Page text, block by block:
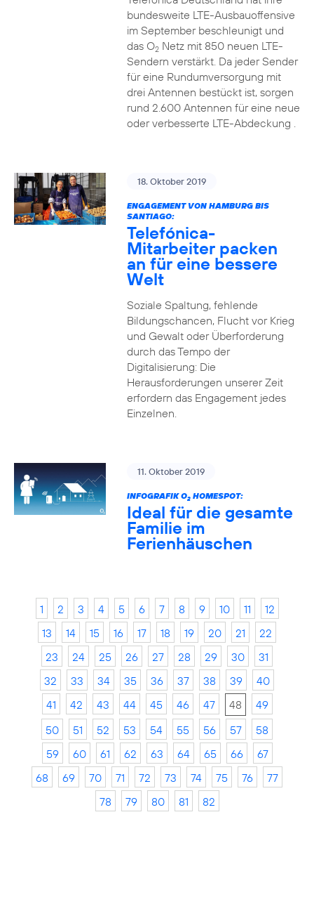
bundesweite LTE-Ausbauoffensive
im September beschleunigt und
das O2Netz mit 850 neuen LTE-
Sendern verstärkt. Da jeder Sender
für eine Rundumversorgung mit
drei Antennen bestückt ist, sorgen
rund 2.600 Antennen für eine neue
oder verbesserte LTE-Abdeckung .
18. Oktober 2019
ENGAGEMENT VON HAMBURG BIS
SANTIAGO:
Telefónica-
Mitarbeiter packen
an für eine bessere
Welt
Soziale Spaltung, fehlende
Bildungschancen, Flucht vor Krieg
und Gewalt oder Überforderung
durch das Tempo der
Digitalisierung: Die
Herausforderungen unserer Zeit
erfordern das Engagement jedes
Einzelnen.
11. Oktober 2019
INFOGRAFIK O2HOMESPOT:
Ideal für die gesamte
Familie im
Ferienhäuschen
1 2 3 4 5 6 7 8 9 10 11
12
13
14 15 16 17 18 19 20 21
22
23
24 25 26 27 28 29 30
31
32
33 34 35 36 37 38 39
40
41
42 43 44 45 46 47 48
49
50
51 52 53 54 55 56 57
58
59
60 61 62 63 64 65 66
67
68
69 70 71 72 73 74 75 76
77
78
79 80 81 82